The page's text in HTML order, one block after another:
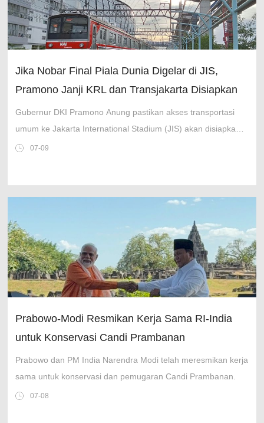
Jika Nobar Final Piala Dunia Digelar di JIS,
Pramono Janji KRL dan Transjakarta Disiapkan
Gubernur DKI Pramono Anung pastikan akses transportasi
umum ke Jakarta International Stadium (JIS) akan disiapkan,
termasuk KRL dan Transjakarta, untuk nobar Piala Dunia
07-09
Prabowo-Modi Resmikan Kerja Sama RI-India
untuk Konservasi Candi Prambanan
Prabowo dan PM India Narendra Modi telah meresmikan kerja
sama untuk konservasi dan pemugaran Candi Prambanan.
07-08